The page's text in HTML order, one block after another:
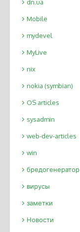
dn.ua
Mobile
mydevel
MyLive
nix
nokia (symbian)
OS articles
sysadmin
web-dev-articles
win
бредогенератор
вирусы
заметки
Новости